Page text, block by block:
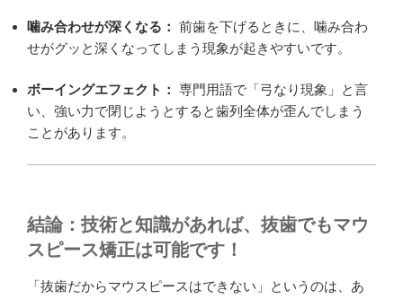
噛み合わせが深くなる： 前歯を下げるときに、噛み合わ
せがグッと深くなってしまう現象が起きやすいです。
ボーイングエフェクト： 専門用語で「弓なり現象」と言
い、強い力で閉じようとすると歯列全体が歪んでしまう
ことがあります。
結論：技術と知識があれば、抜歯でもマウ
スピース矯正は可能です！
「抜歯だからマウスピースはできない」というのは、あ